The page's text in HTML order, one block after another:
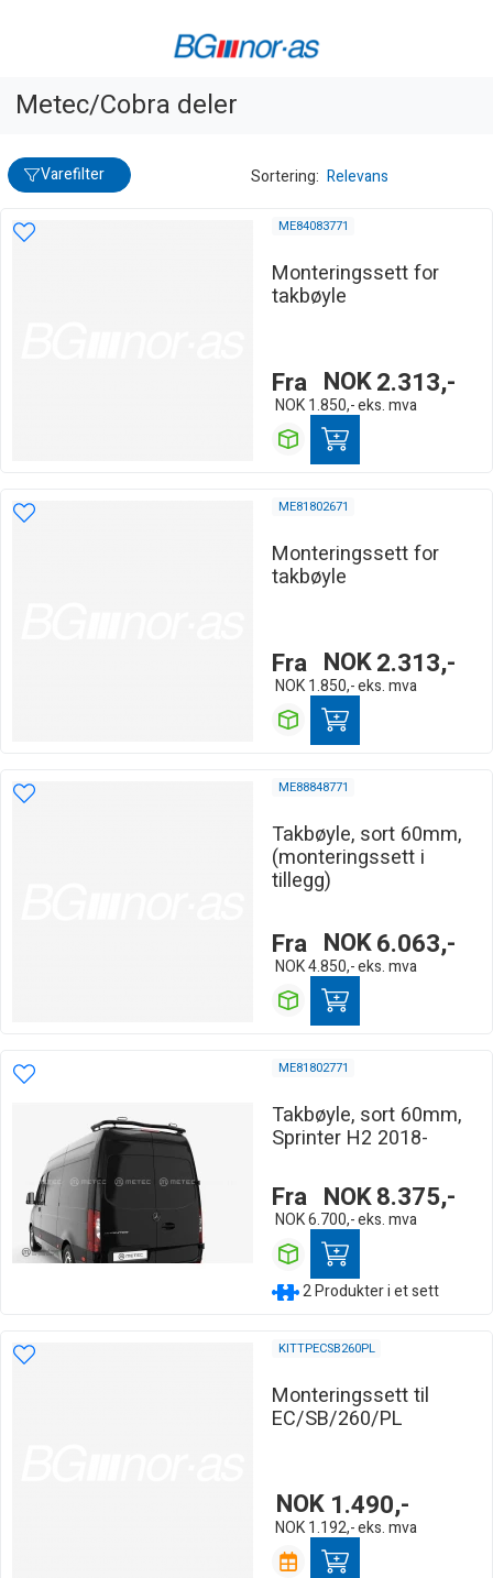
Metec/Cobra deler
Varefilter Sortering: Relevans
ME84083771
Monteringssett for
takbøyle
Fra NOK2.313,-
NOK 1.850,-eks. mva
ME81802671
Monteringssett for
takbøyle
Fra NOK2.313,-
NOK 1.850,-eks. mva
ME88848771
Takbøyle, sort 60mm,
(monteringssett i
tillegg)
Fra NOK6.063,-
NOK4.850,-eks. mva
ME81802771
Takbøyle, sort 60mm,
Sprinter H2 2018-
Fra NOK8.375,-
NOK6.700,-eks. mva
2 Produkter i et sett
KITTPECSB260PL
Monteringssett til
EC/SB/260/PL
NOK 1.490,-
NOK 1.192,-eks. mva